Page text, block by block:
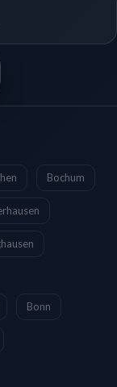
Bochum
Bonn